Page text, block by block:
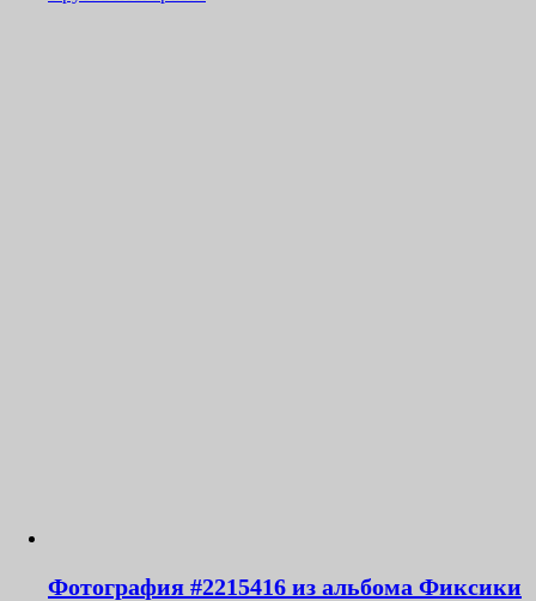
Фотография #2215416 из альбома Фиксики